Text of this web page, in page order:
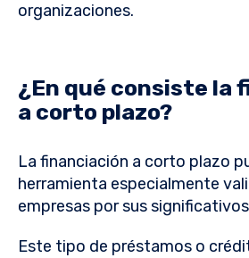
organizaciones.
¿En qué consiste la
a corto plazo?
La financiación a corto plazo
herramienta especialmente
empresas por sus
Este tipo de préstamos o